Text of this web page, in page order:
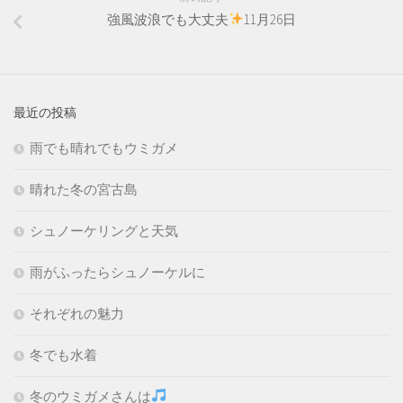
強風波浪でも大丈夫 11月26日
最近の投稿
雨でも晴れでもウミガメ
晴れた冬の宮古島
シュノーケリングと天気
雨がふったらシュノーケルに
それぞれの魅力
冬でも水着
冬のウミガメさんは